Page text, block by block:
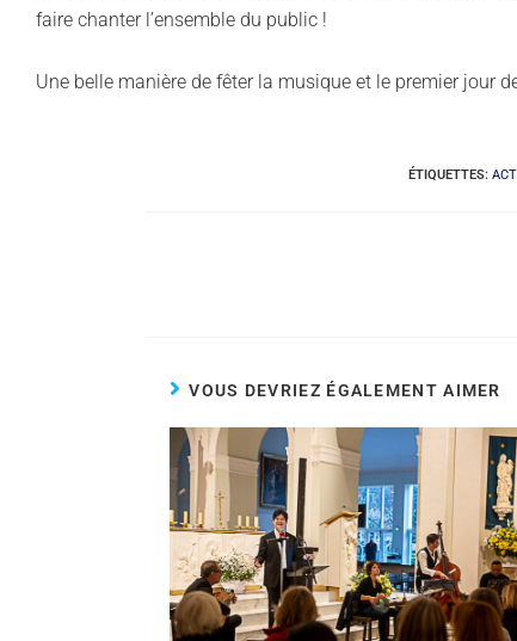
faire chanter l’ensemble du public !
Une belle manière de fêter la musique et le premier jour
ÉTIQUETTES:
VOUS DEVRIEZ ÉGALEMENT AIMER